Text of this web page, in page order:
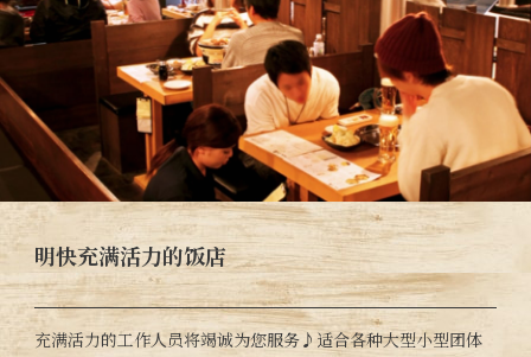
明快充满活力的饭店
充满活力的工作人员将竭诚为您服务♪适合各种大型小型团体